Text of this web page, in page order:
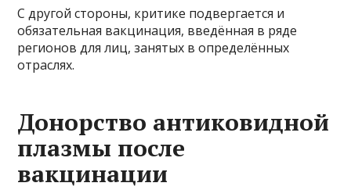
С другой стороны, критике подвергается и
обязательная вакцинация, введённая в ряде
регионов для лиц, занятых в определённых
отраслях.
Донорство антиковидной
плазмы после
вакцинации